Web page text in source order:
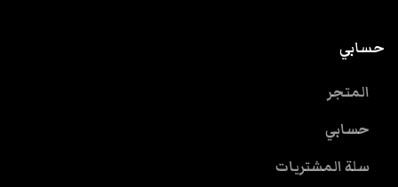
حسابي
المتجر
حسابي
سلة المشتريات